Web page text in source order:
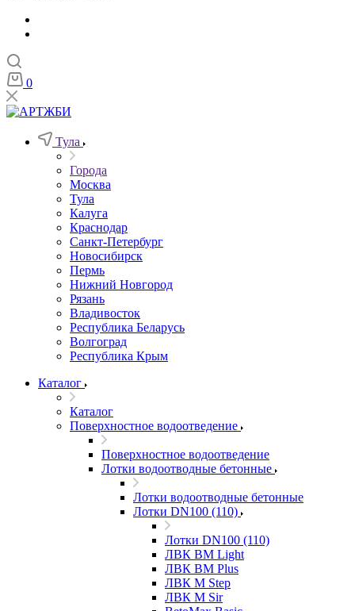
0
Тула
Города
Москва
Тула
Калуга
Краснодар
Санкт-Петербург
Новосибирск
Пермь
Нижний Новгород
Рязань
Владивосток
Республика Беларусь
Волгоград
Республика Крым
Каталог
Каталог
Поверхностное водоотведение
Поверхностное водоотведение
Лотки водоотводные бетонные
Лотки водоотводные бетонные
Лотки DN100 (110)
Лотки DN100 (110)
ЛВК ВМ Light
ЛВК ВМ Plus
ЛВК М Step
ЛВК М Sir